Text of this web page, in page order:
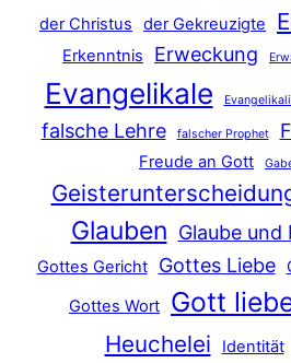
der Christus der Gekreuzigte
Erkenntnis Erweckung
Evangelikale
falsche Lehre falscher Prophet
Freude an Gott
Glauben Glaube und
Gottes Gericht Gottes Liebe
Gottes Wort
Gott
Heuchelei Identität